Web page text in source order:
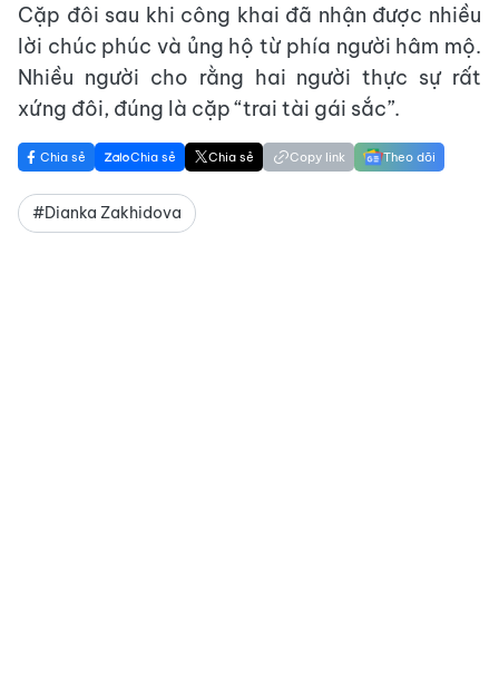
Cặp đôi sau khi công khai đã nhận được nhiều
lời chúc phúc và ủng hộ từ phía người hâm mộ.
Nhiều người cho rằng hai người thực sự rất
xứng đôi, đúng là cặp “trai tài gái sắc”.
Chia sẻ Chia sẻ Chia sẻ Copy link Theo dõi
#Dianka Zakhidova